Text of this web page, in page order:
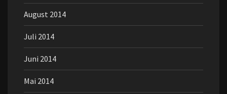
August 2014
Juli 2014
Juni 2014
Mai 2014